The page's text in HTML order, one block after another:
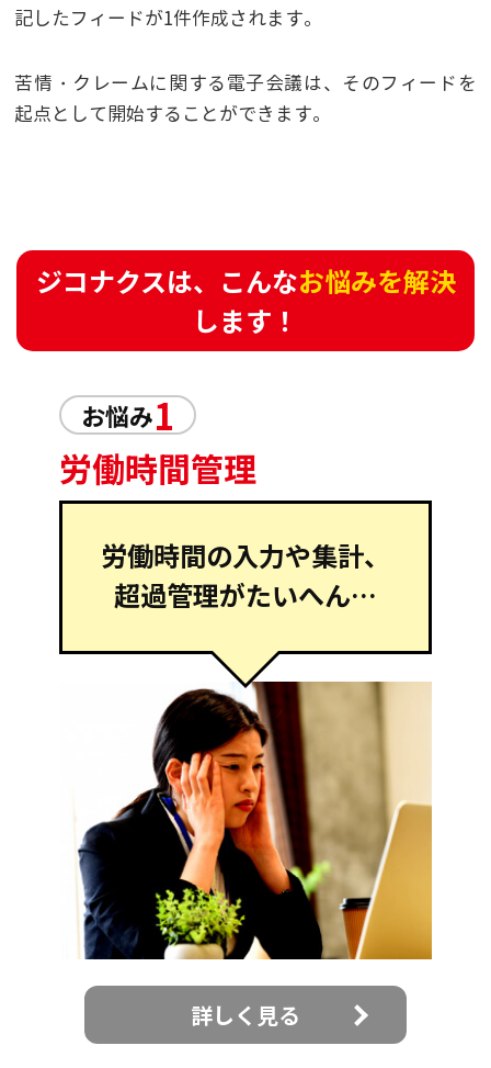
記したフィードが1件作成されます。
苦情・クレームに関する電子会議は、そのフィードを
起点として開始することができます。
ジコナクスは、こんなお悩みを解決
します！
お悩み1
労働時間管理
労働時間の入力や集計、
超過管理がたいへん…
詳しく見る